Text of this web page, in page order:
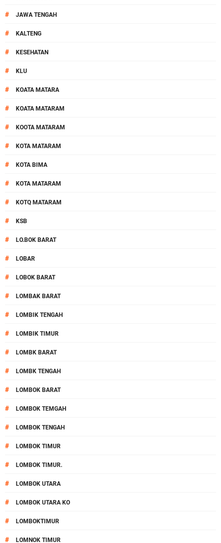
# JAWA TENGAH
# KALTENG
# KESEHATAN
# KLU
# KOATA MATARA
# KOATA MATARAM
# KOOTA MATARAM
# KOTA MATARAM
# KOTA BIMA
# KOTA MATARAM
# KOTQ MATARAM
# KSB
# LO.BOK BARAT
# LOBAR
# LOBOK BARAT
# LOMBAK BARAT
# LOMBIK TENGAH
# LOMBIK TIMUR
# LOMBK BARAT
# LOMBK TENGAH
# LOMBOK BARAT
# LOMBOK TEMGAH
# LOMBOK TENGAH
# LOMBOK TIMUR
# LOMBOK TIMUR.
# LOMBOK UTARA
# LOMBOK UTARA KO
# LOMBOKTIMUR
# LOMNOK TIMUR